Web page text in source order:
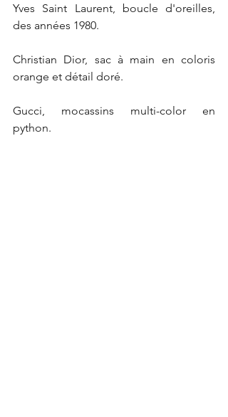
Yves Saint Laurent, boucle d'oreilles,
des années 1980.
Christian Dior, sac à main en coloris
orange et détail doré.
Gucci, mocassins multi-color en
python.